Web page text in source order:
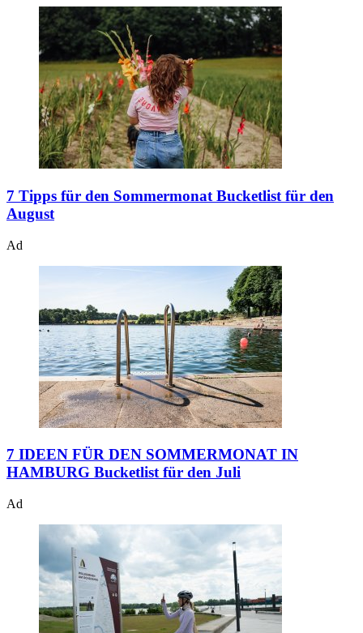
7 Tipps für den Sommermonat Bucketlist für den
August
Ad
7 IDEEN FÜR DEN SOMMERMONAT IN
HAMBURG Bucketlist für den Juli
Ad